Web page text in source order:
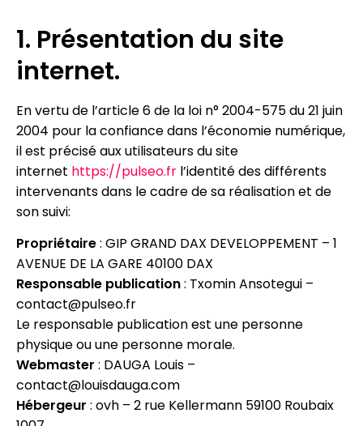
1. Présentation du site
internet.
En vertu de l’article 6 de la loi n° 2004-575 du 21 juin
2004 pour la confiance dans l’économie numérique,
il est précisé aux utilisateurs du site
internet https://pulseo.fr l’identité des différents
intervenants dans le cadre de sa réalisation et de
son suivi:
Propriétaire: GIP GRAND DAX DEVELOPPEMENT – 1
AVENUE DE LA GARE 40100 DAX
Responsable publication: Txomin Ansotegui –
contact@pulseo.fr
Le responsable publication est une personne
physique ou une personne morale.
Webmaster : DAUGA Louis –
contact@louisdauga.com
Hébergeur : ovh – 2 rue Kellermann 59100 Roubaix